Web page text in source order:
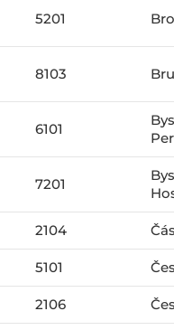
5201
8103
6101
7201
2104
5101
2106